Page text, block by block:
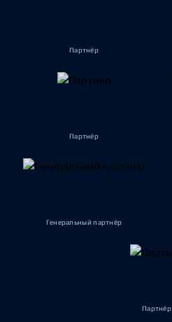
Партнёр
Партнёр
Генеральный партнёр
Партнёр